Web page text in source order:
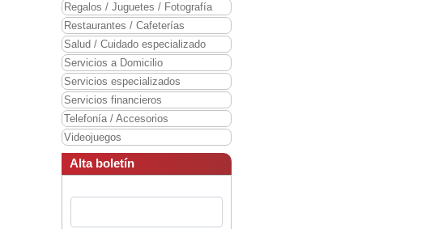
Regalos / Juguetes / Fotografía
Restaurantes / Cafeterías
Salud / Cuidado especializado
Servicios a Domicilio
Servicios especializados
Servicios financieros
Telefonía / Accesorios
Videojuegos
Alta boletín